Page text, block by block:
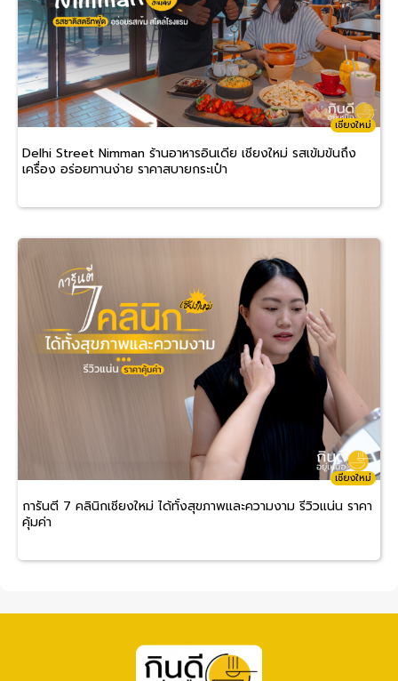
เชียงใหม่
Delhi Street Nimman ร้านอาหารอินเดีย เชียงใหม่ รสเข้มข้นถึง
เครื่อง อร่อยทานง่าย ราคาสบายกระเป๋า
เชียงใหม่
การันตี 7 คลินิกเชียงใหม่ ได้ทั้งสุขภาพและความงาม รีวิวแน่น ราคา
คุ้มค่า